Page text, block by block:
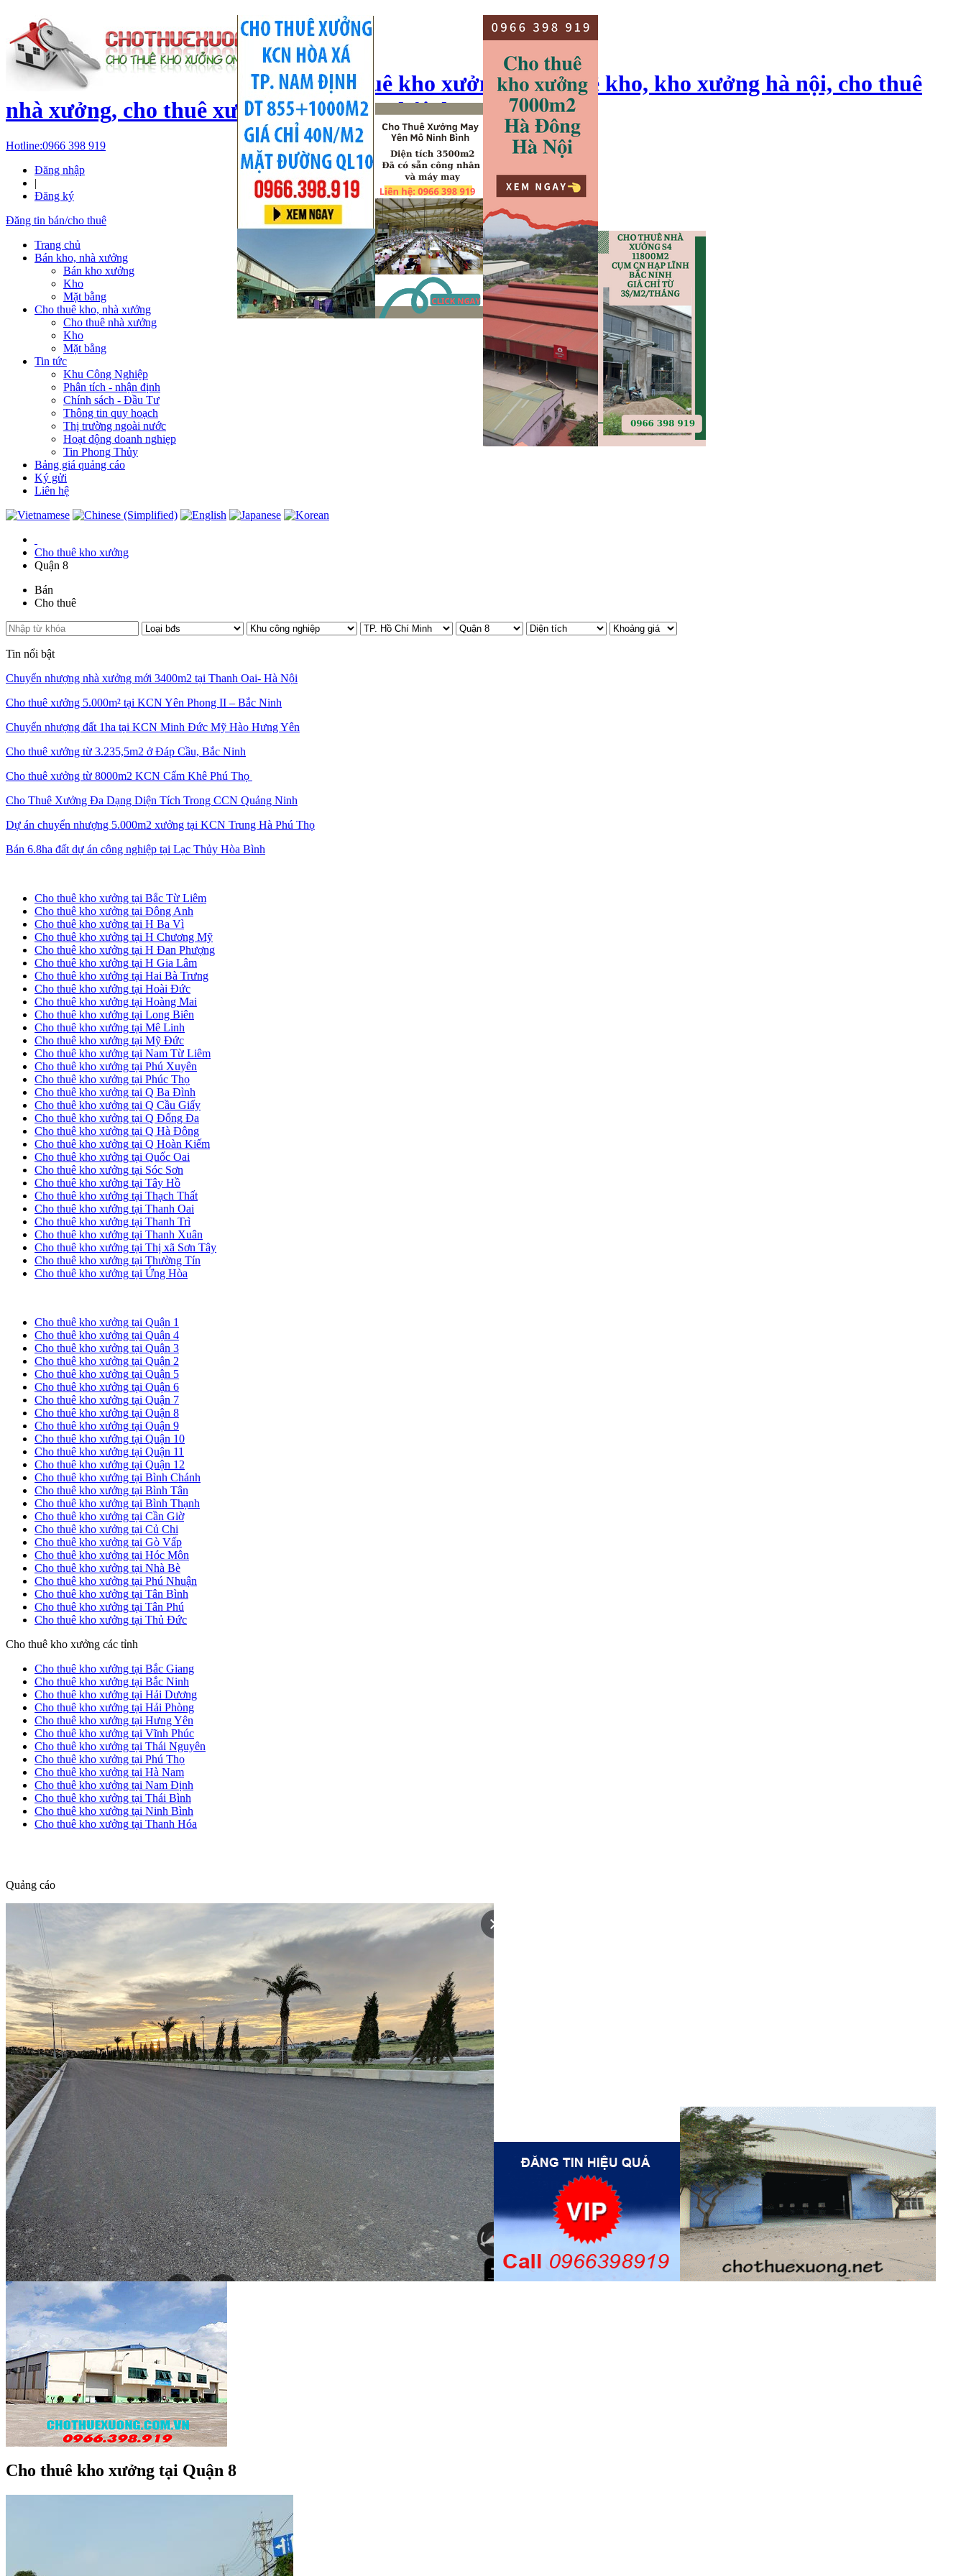
cho thuê kho xưởng, cho thuê kho, kho xưởng hà nội, cho thuê
nhà xưởng, cho thuê xưởng, kho xưởng hải dương
Hotline:0966 398 919
Đăng nhập
|
Đăng ký
Đăng tin bán/cho thuê
Trang chủ
Bán kho, nhà xưởng
Bán kho xưởng
Kho
Mặt bằng
Cho thuê kho, nhà xưởng
Cho thuê nhà xưởng
Kho
Mặt bằng
Tin tức
Khu Công Nghiệp
Phân tích - nhận định
Chính sách - Đầu Tư
Thông tin quy hoạch
Thị trường ngoài nước
Hoạt động doanh nghiẹp
Tin Phong Thủy
Bảng giá quảng cáo
Ký gửi
Liên hệ
Cho thuê kho xưởng
Quận 8
Bán
Cho thuê
Tin nổi bật
Chuyển nhượng nhà xưởng mới 3400m2 tại Thanh Oai- Hà Nội
Cho thuê xưởng 5.000m² tại KCN Yên Phong II – Bắc Ninh
Chuyển nhượng đất 1ha tại KCN Minh Đức Mỹ Hào Hưng Yên
Cho thuê xưởng từ 3.235,5m2 ở Đáp Cầu, Bắc Ninh
Cho thuê xưởng từ 8000m2 KCN Cẩm Khê Phú Thọ
Cho Thuê Xưởng Đa Dạng Diện Tích Trong CCN Quảng Ninh
Dự án chuyển nhượng 5.000m2 xưởng tại KCN Trung Hà Phú Thọ
Bán 6.8ha đất dự án công nghiệp tại Lạc Thủy Hòa Bình
Cho thuê kho xưởng tại Bắc Từ Liêm
Cho thuê kho xưởng tại Đông Anh
Cho thuê kho xưởng tại H Ba Vì
Cho thuê kho xưởng tại H Chương Mỹ
Cho thuê kho xưởng tại H Đan Phượng
Cho thuê kho xưởng tại H Gia Lâm
Cho thuê kho xưởng tại Hai Bà Trưng
Cho thuê kho xưởng tại Hoài Đức
Cho thuê kho xưởng tại Hoàng Mai
Cho thuê kho xưởng tại Long Biên
Cho thuê kho xưởng tại Mê Linh
Cho thuê kho xưởng tại Mỹ Đức
Cho thuê kho xưởng tại Nam Từ Liêm
Cho thuê kho xưởng tại Phú Xuyên
Cho thuê kho xưởng tại Phúc Thọ
Cho thuê kho xưởng tại Q Ba Đình
Cho thuê kho xưởng tại Q Cầu Giấy
Cho thuê kho xưởng tại Q Đống Đa
Cho thuê kho xưởng tại Q Hà Đông
Cho thuê kho xưởng tại Q Hoàn Kiếm
Cho thuê kho xưởng tại Quốc Oai
Cho thuê kho xưởng tại Sóc Sơn
Cho thuê kho xưởng tại Tây Hồ
Cho thuê kho xưởng tại Thạch Thất
Cho thuê kho xưởng tại Thanh Oai
Cho thuê kho xưởng tại Thanh Trì
Cho thuê kho xưởng tại Thanh Xuân
Cho thuê kho xưởng tại Thị xã Sơn Tây
Cho thuê kho xưởng tại Thường Tín
Cho thuê kho xưởng tại Ứng Hòa
Cho thuê kho xưởng tại Quận 1
Cho thuê kho xưởng tại Quận 4
Cho thuê kho xưởng tại Quận 3
Cho thuê kho xưởng tại Quận 2
Cho thuê kho xưởng tại Quận 5
Cho thuê kho xưởng tại Quận 6
Cho thuê kho xưởng tại Quận 7
Cho thuê kho xưởng tại Quận 8
Cho thuê kho xưởng tại Quận 9
Cho thuê kho xưởng tại Quận 10
Cho thuê kho xưởng tại Quận 11
Cho thuê kho xưởng tại Quận 12
Cho thuê kho xưởng tại Bình Chánh
Cho thuê kho xưởng tại Bình Tân
Cho thuê kho xưởng tại Bình Thạnh
Cho thuê kho xưởng tại Cần Giờ
Cho thuê kho xưởng tại Củ Chi
Cho thuê kho xưởng tại Gò Vấp
Cho thuê kho xưởng tại Hóc Môn
Cho thuê kho xưởng tại Nhà Bè
Cho thuê kho xưởng tại Phú Nhuận
Cho thuê kho xưởng tại Tân Bình
Cho thuê kho xưởng tại Tân Phú
Cho thuê kho xưởng tại Thủ Đức
Cho thuê kho xưởng các tỉnh
Cho thuê kho xưởng tại Bắc Giang
Cho thuê kho xưởng tại Bắc Ninh
Cho thuê kho xưởng tại Hải Dương
Cho thuê kho xưởng tại Hải Phòng
Cho thuê kho xưởng tại Hưng Yên
Cho thuê kho xưởng tại Vĩnh Phúc
Cho thuê kho xưởng tại Thái Nguyên
Cho thuê kho xưởng tại Phú Thọ
Cho thuê kho xưởng tại Hà Nam
Cho thuê kho xưởng tại Nam Định
Cho thuê kho xưởng tại Thái Bình
Cho thuê kho xưởng tại Ninh Bình
Cho thuê kho xưởng tại Thanh Hóa
Quảng cáo
Cho thuê kho xưởng tại Quận 8